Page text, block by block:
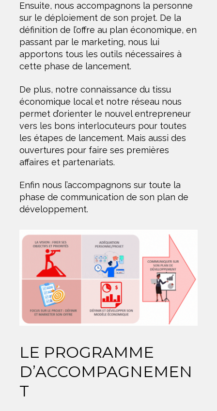
Ensuite, nous accompagnons la personne
sur le déploiement de son projet. De la
définition de l’offre au plan économique, en
passant par le marketing, nous lui
apportons tous les outils nécessaires à
cette phase de lancement.
De plus, notre connaissance du tissu
économique local et notre réseau nous
permet d’orienter le nouvel entrepreneur
vers les bons interlocuteurs pour toutes
les étapes de lancement. Mais aussi des
ouvertures pour faire ses premières
affaires et partenariats.
Enfin nous l’accompagnons sur toute la
phase de communication de son plan de
développement.
LE PROGRAMME
D’ACCOMPAGNEMEN
T